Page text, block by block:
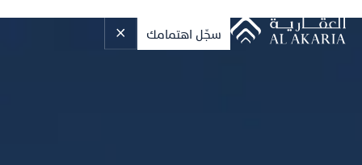
سجِّل اهتمامك